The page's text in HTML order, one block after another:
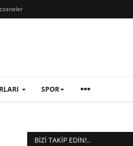
SPOR
BIZI TAKIP EDIN!..